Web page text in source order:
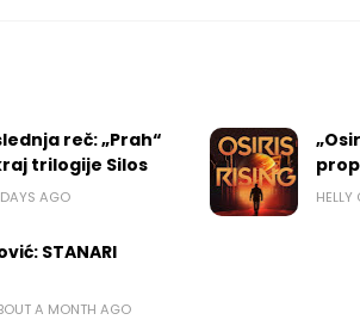
reč: „Prah“
trilogije Silos
AGO HELLY
STANARI
A MONTH AGO